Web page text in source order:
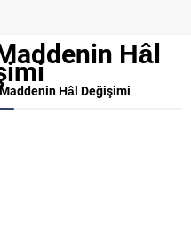
Hâl
Hâl Değişimi